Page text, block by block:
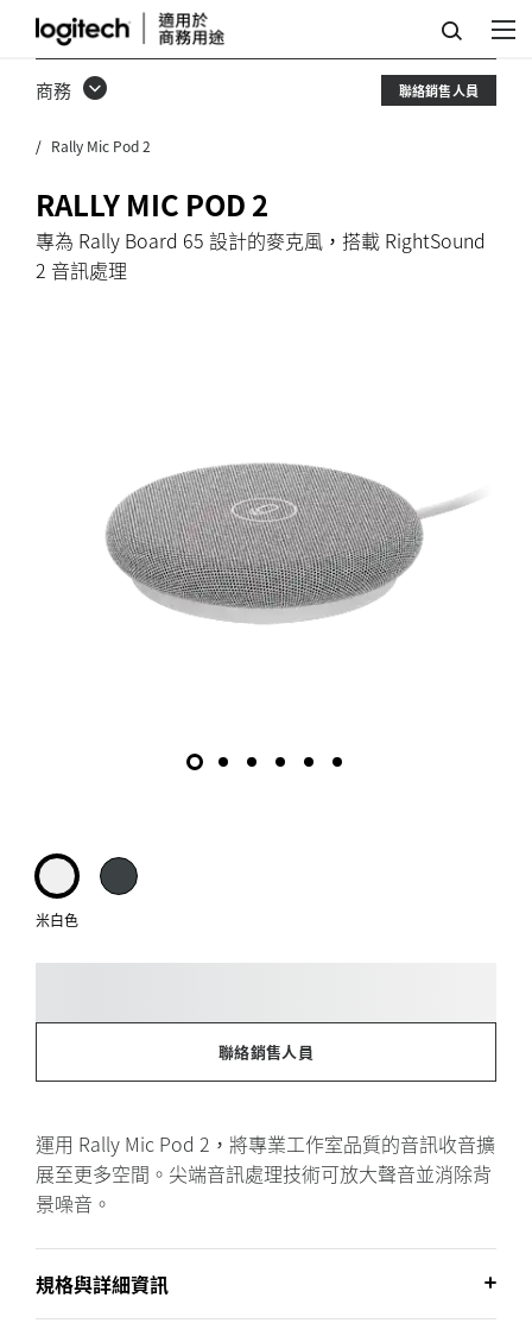
RALLY
MIC
POD
商務 聯絡銷售人員
Rally Mic Pod 2
RALLY MIC POD 2
專為 Rally Board 65 設計的麥克風，搭載 RightSound
2 音訊處理
米白色
聯絡銷售人員
運用 Rally Mic Pod 2，將專業工作室品質的音訊收音擴
展至更多空間。尖端音訊處理技術可放大聲音並消除背
景噪音。
規格與詳細資訊